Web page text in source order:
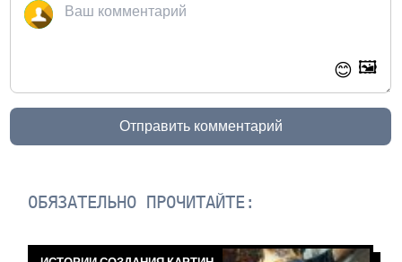
😊 🖼️
Отправить комментарий
ОБЯЗАТЕЛЬНО ПРОЧИТАЙТЕ: